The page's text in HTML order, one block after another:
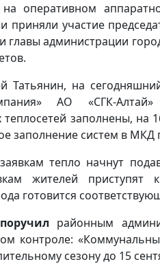
на оперативном
участие
главы администрации
Татьянин, на
АО «СГК-
теплосетей заполнены,
заполнение систем в МКД
тепло начнут
жителей
готовится
районным
контроле:
сезону до 15